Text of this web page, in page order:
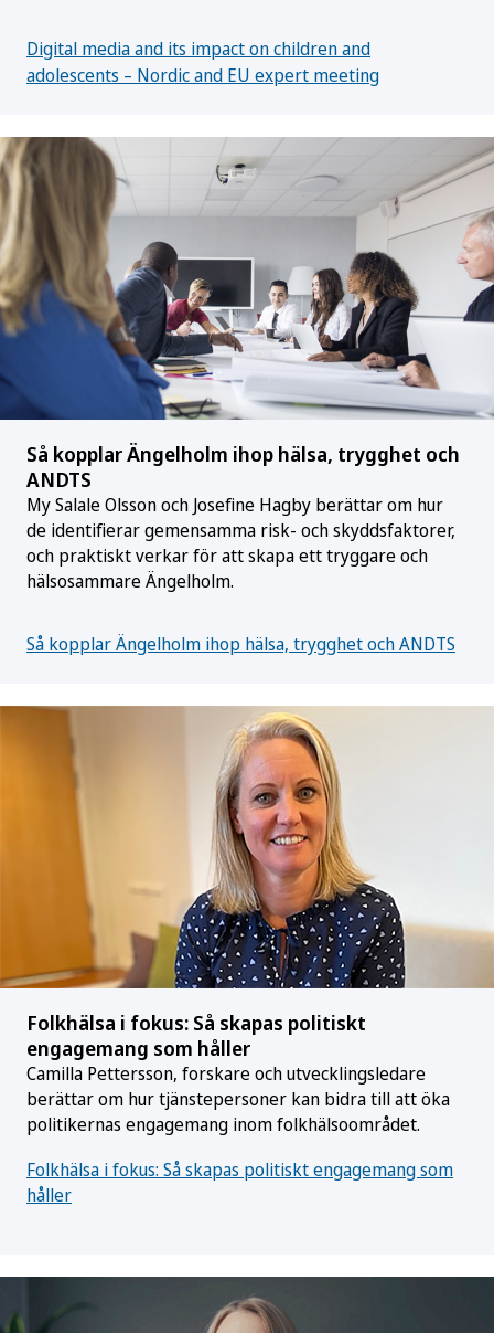
Digital media and its impact on children and
adolescents – Nordic and EU expert meeting
Så kopplar Ängelholm ihop hälsa, trygghet och
ANDTS
My Salale Olsson och Josefine Hagby berättar om hur
de identifierar gemensamma risk- och skyddsfaktorer,
och praktiskt verkar för att skapa ett tryggare och
hälsosammare Ängelholm.
Så kopplar Ängelholm ihop hälsa, trygghet och ANDTS
Folkhälsa i fokus: Så skapas politiskt
engagemang som håller
Camilla Pettersson, forskare och utvecklingsledare
berättar om hur tjänstepersoner kan bidra till att öka
politikernas engagemang inom folkhälsoområdet.
Folkhälsa i fokus: Så skapas politiskt engagemang som
håller